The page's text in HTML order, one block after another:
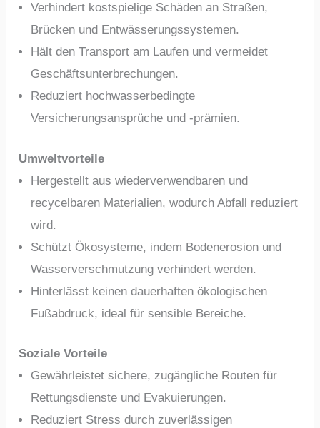
Verhindert kostspielige Schäden an Straßen,
Brücken und Entwässerungssystemen.
Hält den Transport am Laufen und vermeidet
Geschäftsunterbrechungen.
Reduziert hochwasserbedingte
Versicherungsansprüche und -prämien.
Umweltvorteile
Hergestellt aus wiederverwendbaren und
recycelbaren Materialien, wodurch Abfall reduziert
wird.
Schützt Ökosysteme, indem Bodenerosion und
Wasserverschmutzung verhindert werden.
Hinterlässt keinen dauerhaften ökologischen
Fußabdruck, ideal für sensible Bereiche.
Soziale Vorteile
Gewährleistet sichere, zugängliche Routen für
Rettungsdienste und Evakuierungen.
Reduziert Stress durch zuverlässigen